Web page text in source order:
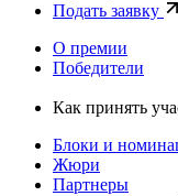
Подать заявку
О премии
Победители
Как принять
Блоки и
Жюри
Партнеры